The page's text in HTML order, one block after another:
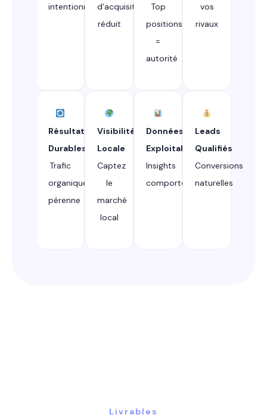
intentionnistesd’acquisition
réduit
Top
positions
=
autorité
vos
rivaux
Résultats
Durables
Trafic
organique
pérenne
Visibilité
Locale
Captez
le
marché
local
Données
Exploitables
Insights
comportementaux
Leads
Qualifiés
Conversions
naturelles
Livrables